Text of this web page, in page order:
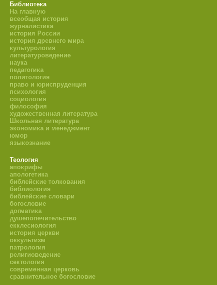
Библиотека
На главную
всеобщая история
журналистика
история России
история древнего мира
культурология
литературоведение
наука
педагогика
политология
право и юриспруденция
психология
социология
философия
художественная литература
Школьная литература
экономика и менеджмент
юмор
языкознание
Теология
апокрифы
апологетика
библейские толкования
библиология
библейские словари
богословие
догматика
душепопечительство
екклесиология
история церкви
оккультизм
патрология
религиоведение
сектология
современная церковь
сравнительное богословие